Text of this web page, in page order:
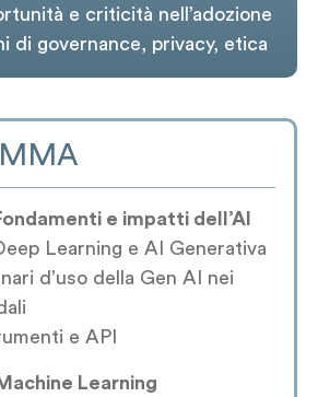
e criticità nell’adozione
di governance, privacy, etica
e impatti dell’AI
Learning e AI Generativa
d’uso della Gen AI nei
e API
Learning